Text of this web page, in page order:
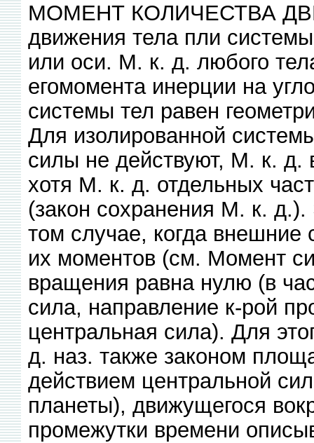
МОМЕНТ КОЛИЧЕСТВА
движения тела пли
или оси. М. к. д. любого
егомомента инерции на
системы тел равен
Для изолированной
силы не действуют, М. к. д.
хотя М. к. д. отдельных
(закон сохранения М. к.
том случае, когда внешние
их моментов (см. Момент
вращения равна нулю (в
сила, направление к-рой
центральная сила). Для
д. наз. также законом
действием центральной
планеты), движущегося
промежутки времени